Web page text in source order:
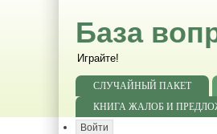
База
Играйте!
СЛУЧАЙНЫЙ ПАКЕТ
КНИГА ЖАЛОБ И
Войти